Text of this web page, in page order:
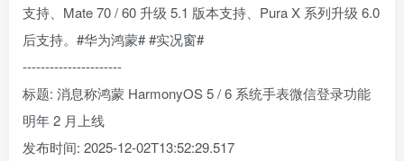
支持、Mate 70 / 60 升级 5.1 版本支持、Pura X 系列升级 6.0
后支持。#华为鸿蒙# #实况窗#
----------------------
标题: 消息称鸿蒙 HarmonyOS 5 / 6 系统手表微信登录功能
明年 2 月上线
发布时间: 2025-12-02T13:52:29.517